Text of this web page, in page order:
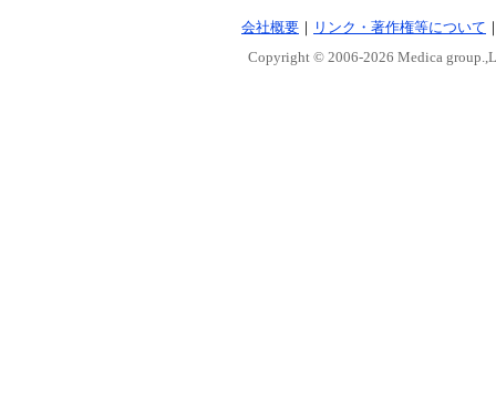
会社概要 ｜ リンク・著作権等について
Copyright © 2006-2026 Medica